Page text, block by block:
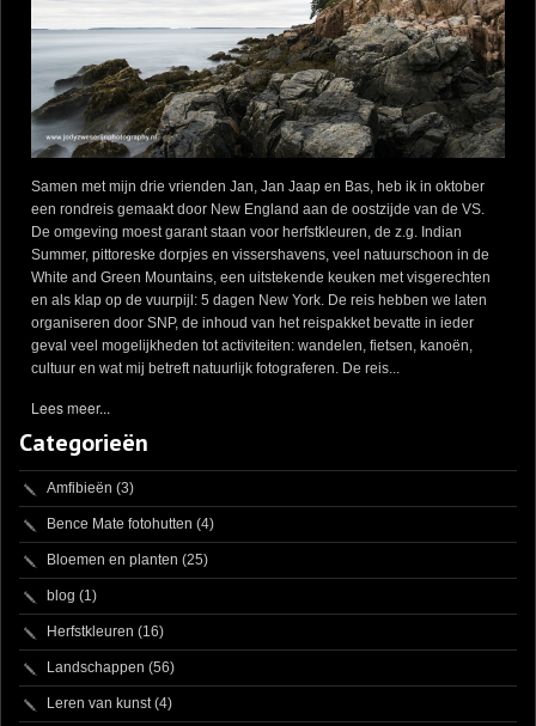
Samen met mijn drie vrienden Jan, Jan Jaap en Bas, heb ik in oktober
een rondreis gemaakt door New England aan de oostzijde van de VS.
De omgeving moest garant staan voor herfstkleuren, de z.g. Indian
Summer, pittoreske dorpjes en vissershavens, veel natuurschoon in de
White and Green Mountains, een uitstekende keuken met visgerechten
en als klap op de vuurpijl: 5 dagen New York. De reis hebben we laten
organiseren door SNP, de inhoud van het reispakket bevatte in ieder
geval veel mogelijkheden tot activiteiten: wandelen, fietsen, kanoën,
cultuur en wat mij betreft natuurlijk fotograferen. De reis...
Lees meer...
Categorieën
Amfibieën (3)
Bence Mate fotohutten (4)
Bloemen en planten (25)
blog (1)
Herfstkleuren (16)
Landschappen (56)
Leren van kunst(4)